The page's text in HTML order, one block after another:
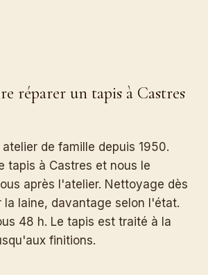
réparer un tapis à Castres
atelier de famille depuis 1950.
tapis à Castres et nous le
après l'atelier. Nettoyage dès
la laine, davantage selon l'état.
48 h. Le tapis est traité à la
finitions.